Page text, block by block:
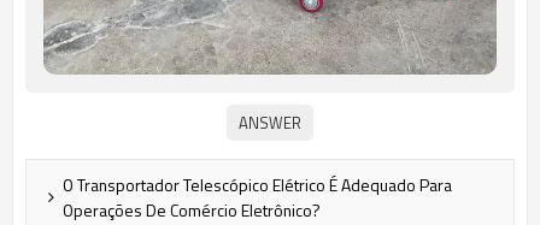
O Transportador Telescópico Elétrico É Adequado Para
Operações De Comércio Eletrônico?